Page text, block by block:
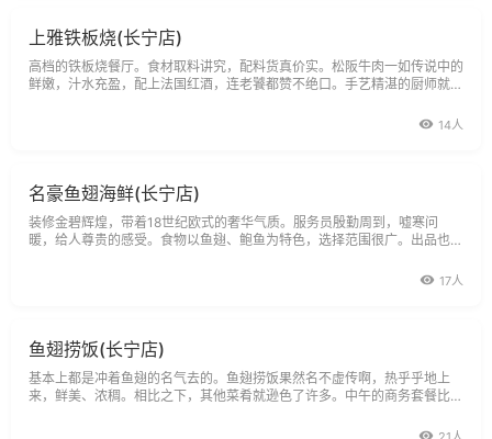
上雅铁板烧(长宁店)
高档的铁板烧餐厅。食材取料讲究，配料货真价实。松阪牛肉一如传说中的
鲜嫩，汁水充盈，配上法国红酒，连老饕都赞不绝口。手艺精湛的厨师就在
14人
名豪鱼翅海鲜(长宁店)
装修金碧辉煌，带着18世纪欧式的奢华气质。服务员殷勤周到，嘘寒问
暖，给人尊贵的感受。食物以鱼翅、鲍鱼为特色，选择范围很广。出品也是
17人
鱼翅捞饭(长宁店)
基本上都是冲着鱼翅的名气去的。鱼翅捞饭果然名不虚传啊，热乎乎地上
来，鲜美、浓稠。相比之下，其他菜肴就逊色了许多。中午的商务套餐比较